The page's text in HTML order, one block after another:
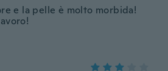
e la pelle è molto morbida!